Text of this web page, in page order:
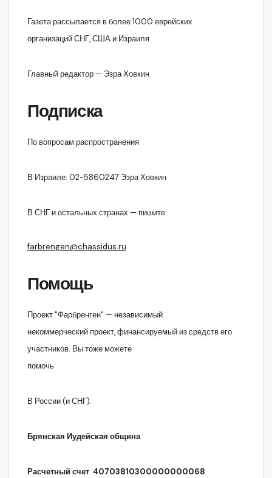
Газета рассылается в более 1000 еврейских
организаций СНГ, США и Израиля.
Главный редактор — Эзра Ховкин
Подписка
По вопросам распространения
В Израиле: 02-5860247 Эзра Ховкин
В СНГ и остальных странах — пишите
farbrengen@chassidus.ru
Помощь
Проект "Фарбренген" — независимый
некоммерческий проект, финансируемый из средств его
участников. Вы тоже можете
помочь
В России (и СНГ):
Брянская Иудейская община
Расчетный счет 40703810300000000068